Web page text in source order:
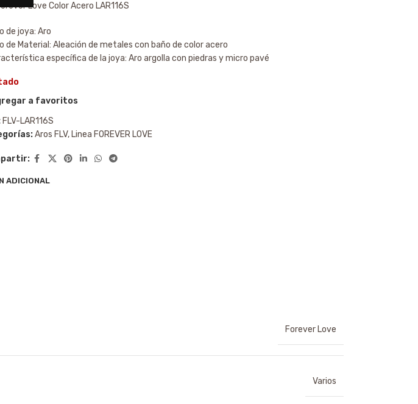
Love Color Acero LAR116S
de joya: Aro
de Material: Aleación de metales con baño de color acero
específica de la joya: Aro argolla con piedras y micro pavé
a favoritos
FLV-LAR116S
Aros FLV, Linea FOREVER LOVE
ADICIONAL
Forever Love
Varios